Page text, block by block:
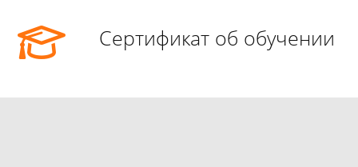
Сертификат об обучении